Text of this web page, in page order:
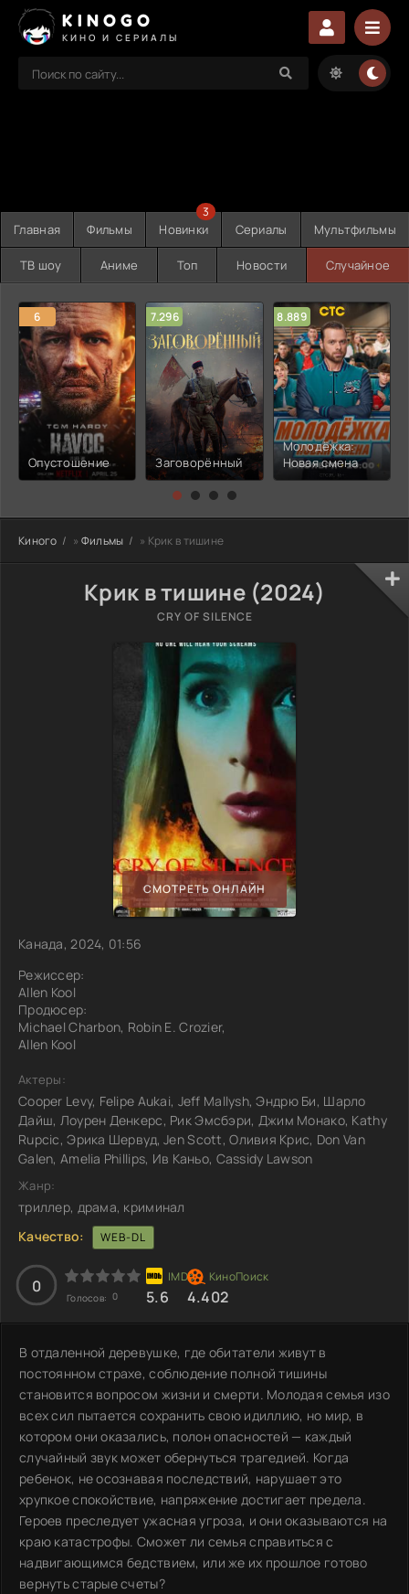
KINOGO
КИНО И СЕРИАЛЫ
Главная Фильмы Новинки
3
Сериалы Мультфильмы
ТВ шоу Аниме Топ Новости Случайное
6
Опустошение
7.296
Заговорённый
8.889
Молодёжка:
Новая смена
Киного » Фильмы » Крик в тишине
Крик в тишине (2024)
CRY OF SILENCE
СМОТРЕТЬ ОНЛАЙН
Канада, 2024, 01:56
Режиссер:
Allen Kool
Продюсер:
Michael Charbon, Robin E. Crozier,
Allen Kool
Актеры:
Cooper Levy, Felipe Aukai, Jeff Mallysh, Эндрю Би, Шарло
Дайш, Лоурен Денкерс, Рик Эмсбэри, Джим Монако, Kathy
Rupcic, Эрика Шервуд, Jen Scott, Оливия Крис, Don Van
Galen, Amelia Phillips, Ив Каньо, Cassidy Lawson
Жанр:
триллер, драма, криминал
Качество:
WEB-DL
0
Голосов: 0 5.6 4.402
В отдаленной деревушке, где обитатели живут в
постоянном страхе, соблюдение полной тишины
становится вопросом жизни и смерти. Молодая семья изо
всех сил пытается сохранить свою идиллию, но мир, в
котором они оказались, полон опасностей — каждый
случайный звук может обернуться трагедией. Когда
ребенок, не осознавая последствий, нарушает это
хрупкое спокойствие, напряжение достигает предела.
Героев преследует ужасная угроза, и они оказываются на
краю катастрофы. Сможет ли семья справиться с
надвигающимся бедствием, или же их прошлое готово
вернуть старые счеты?